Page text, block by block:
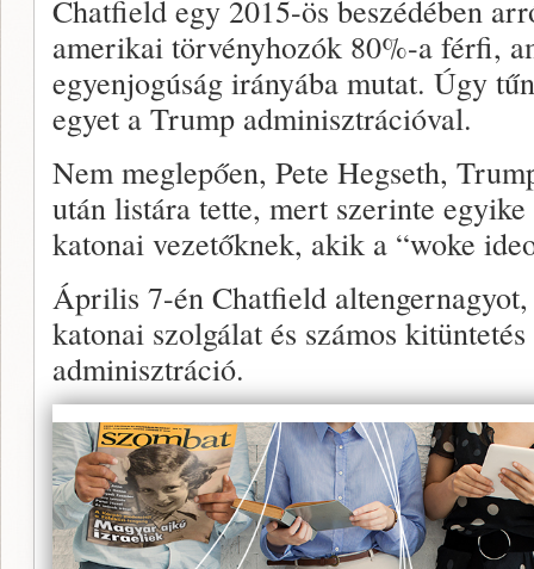
Chatfield egy 2015-ös beszédében
amerikai törvényhozók 80%-a férfi,
egyenjogúság irányába mutat. Úgy
egyet a Trump adminisztrációval.
Nem meglepően, Pete Hegseth,
után listára tette, mert szerinte
katonai vezetőknek, akik a “woke
Április 7-én Chatfield
katonai szolgálat és számos
adminisztráció.